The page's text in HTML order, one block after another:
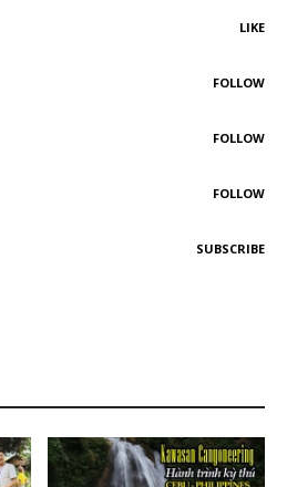
LIKE
FOLLOW
FOLLOW
FOLLOW
SUBSCRIBE